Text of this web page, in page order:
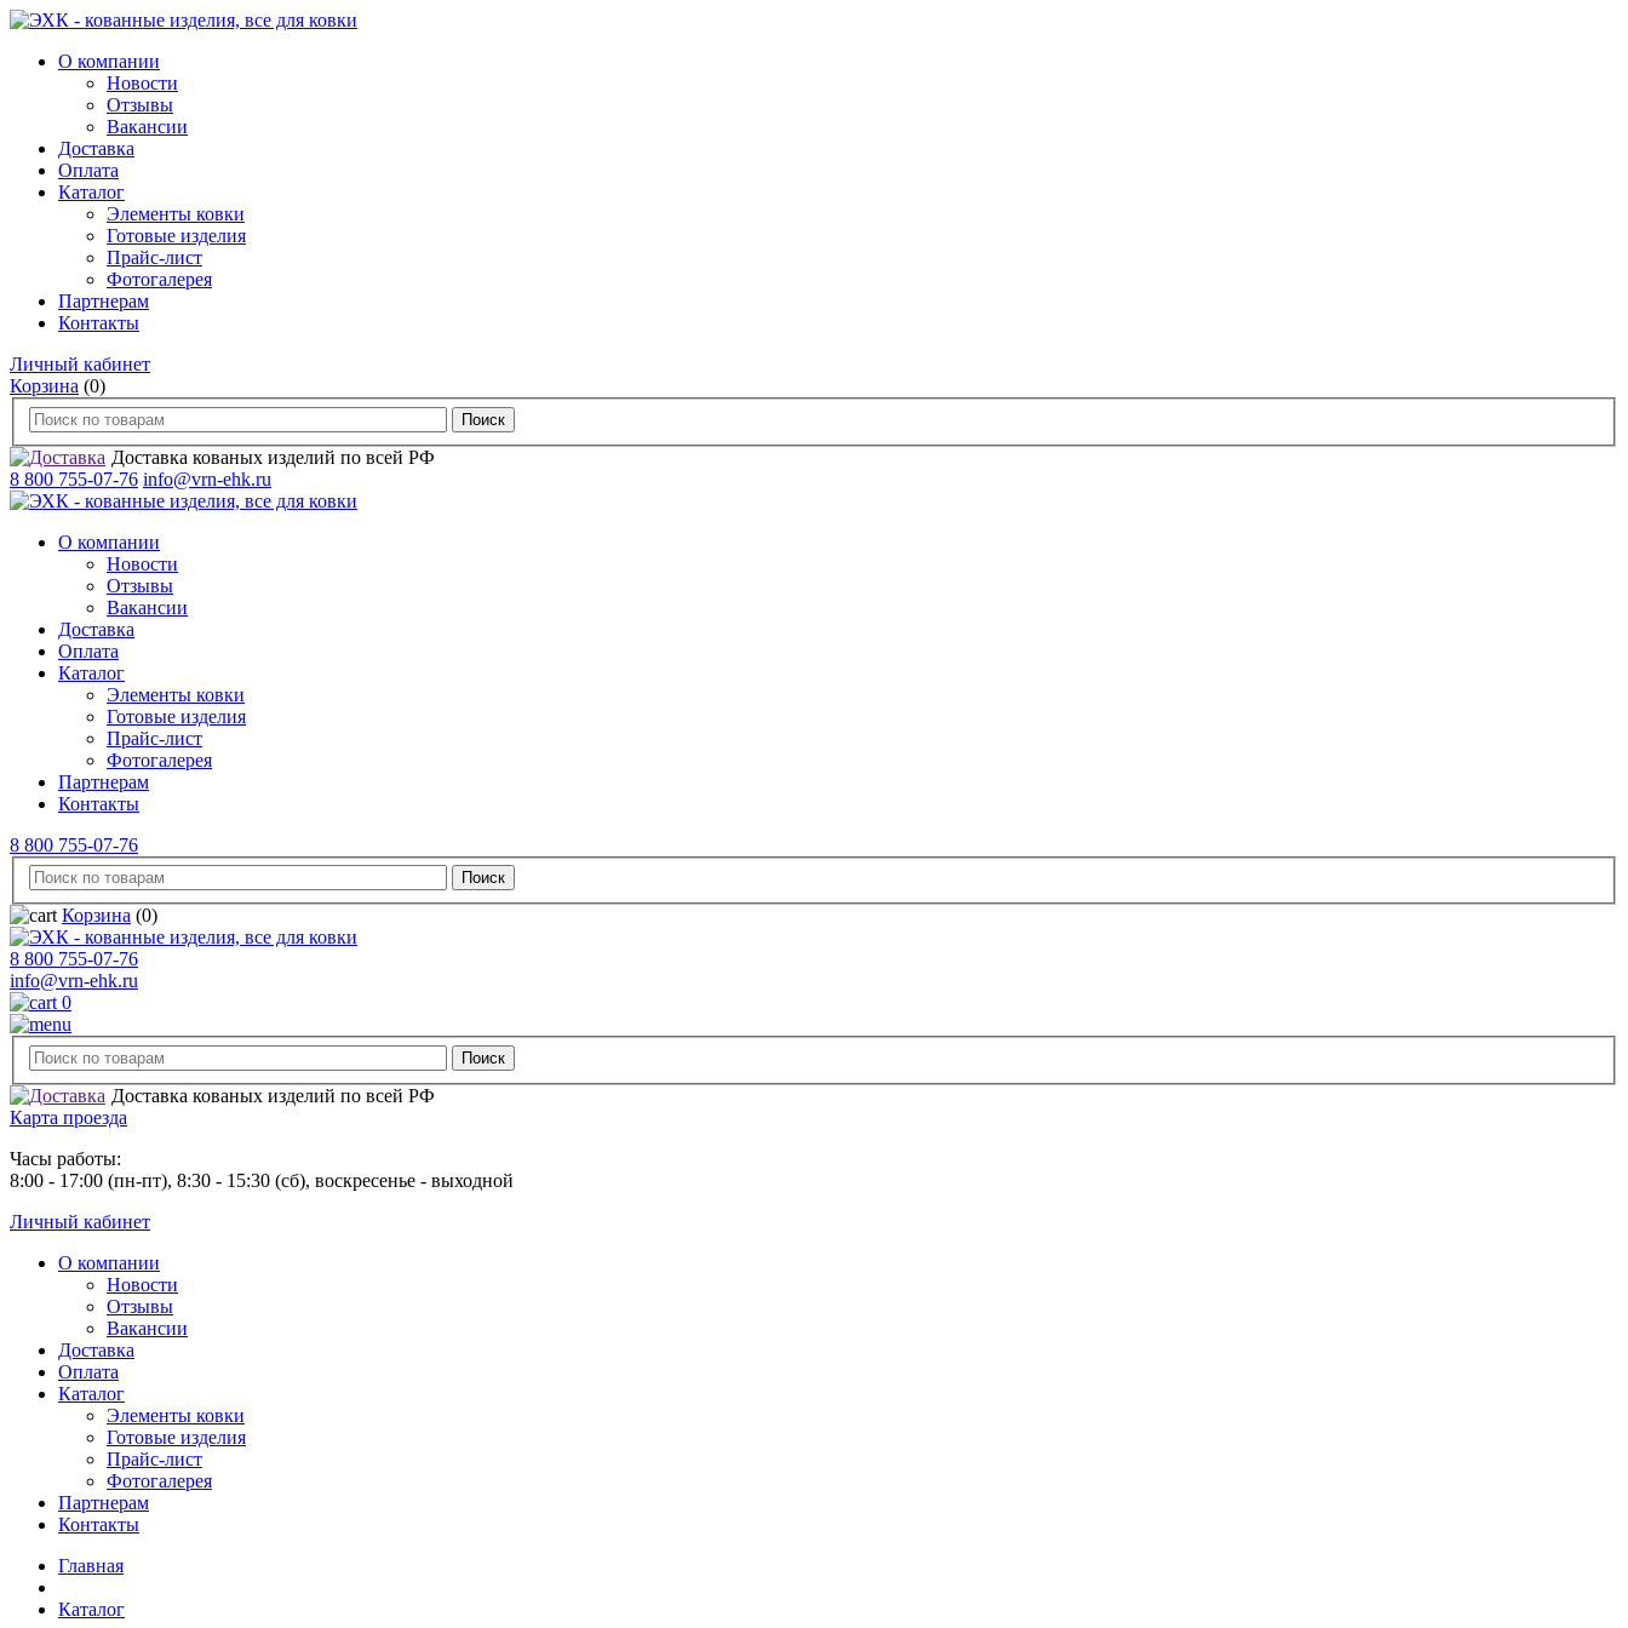
О компании
Новости
Отзывы
Вакансии
Доставка
Оплата
Каталог
Элементы ковки
Готовые изделия
Прайс-лист
Фотогалерея
Партнерам
Контакты
Личный кабинет
Корзина (0)
Доставка кованых изделий по всей РФ
8 800 755-07-76 info@vrn-ehk.ru
О компании
Новости
Отзывы
Вакансии
Доставка
Оплата
Каталог
Элементы ковки
Готовые изделия
Прайс-лист
Фотогалерея
Партнерам
Контакты
8 800 755-07-76
Корзина (0)
8 800 755-07-76
info@vrn-ehk.ru
0
Доставка кованых изделий по всей РФ
Карта проезда
Часы работы:
8:00 - 17:00 (пн-пт), 8:30 - 15:30 (сб), воскресенье - выходной
Личный кабинет
О компании
Новости
Отзывы
Вакансии
Доставка
Оплата
Каталог
Элементы ковки
Готовые изделия
Прайс-лист
Фотогалерея
Партнерам
Контакты
Главная
Каталог